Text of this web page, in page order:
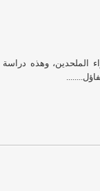
الملحدين، وهذه دراسة